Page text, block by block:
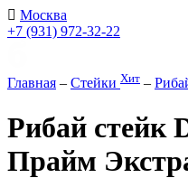
Москва
+7 (931) 972-32-22
Главная – Стейки Хит –
Рибай стейк
Прайм